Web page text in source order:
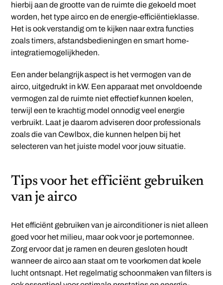
hierbij aan de grootte van de ruimte die gekoeld moet
worden, het type airco en de energie-efficiëntieklasse.
Het is ook verstandig om te kijken naar extra functies
zoals timers, afstandsbedieningen en smart home-
integratiemogelijkheden.
Een ander belangrijk aspect is het vermogen van de
airco, uitgedrukt in kW. Een apparaat met onvoldoende
vermogen zal de ruimte niet effectief kunnen koelen,
terwijl een te krachtig model onnodig veel energie
verbruikt. Laat je daarom adviseren door professionals
zoals die van Cewlbox, die kunnen helpen bij het
selecteren van het juiste model voor jouw situatie.
Tips voor het efficiënt gebruiken
van je airco
Het efficiënt gebruiken van je airconditioner is niet alleen
goed voor het milieu, maar ook voor je portemonnee.
Zorg ervoor dat je ramen en deuren gesloten houdt
wanneer de airco aan staat om te voorkomen dat koele
lucht ontsnapt. Het regelmatig schoonmaken van filters is